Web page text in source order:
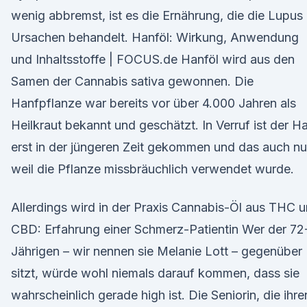
wenig abbremst, ist es die Ernährung, die die Lupus
Ursachen behandelt. Hanföl: Wirkung, Anwendung
und Inhaltsstoffe | FOCUS.de Hanföl wird aus den
Samen der Cannabis sativa gewonnen. Die
Hanfpflanze war bereits vor über 4.000 Jahren als
Heilkraut bekannt und geschätzt. In Verruf ist der
erst in der jüngeren Zeit gekommen und das auch
weil die Pflanze missbräuchlich verwendet wurde.
Allerdings wird in der Praxis Cannabis-Öl aus THC
CBD: Erfahrung einer Schmerz-Patientin Wer der
Jährigen – wir nennen sie Melanie Lott – gegenüber
sitzt, würde wohl niemals darauf kommen, dass sie
wahrscheinlich gerade high ist. Die Seniorin, die